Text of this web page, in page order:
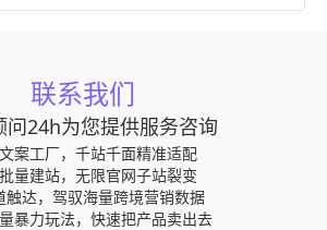
联系我们
问24h为您提供服务咨询
案工厂，千站千面精准适配
量建站，无限官网子站裂变
触达，驾驭海量跨境营销数据
暴力玩法，快速把产品卖出去